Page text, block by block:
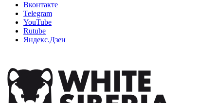
Вконтакте
Telegram
YouTube
Rutube
Яндекс.Дзен